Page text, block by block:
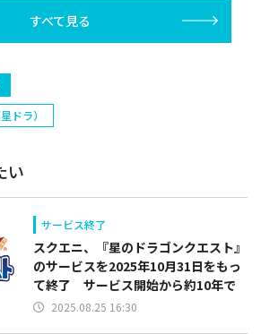
塁手)、持丸泰
捕手)など
すべて見る
ドラ）
い
サービス終了
スクエニ、『星のドラゴンクエスト』
のサービスを2025年10月31日をもっ
て終了 サービス開始から約10年で
2025.08.25 16:30